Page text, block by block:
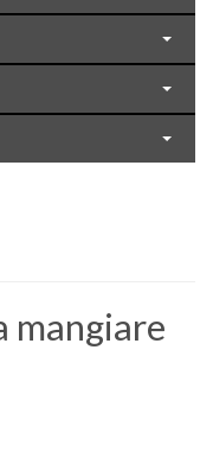
mangiare